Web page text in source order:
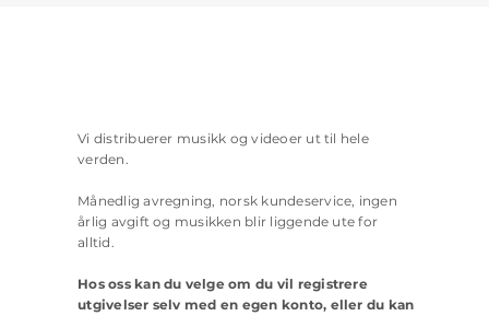
Vi distribuerer musikk og videoer ut til hele
verden.
Månedlig avregning, norsk kundeservice, ingen
årlig avgift og musikken blir liggende ute for
alltid.
Hos oss kan du velge om du vil registrere
utgivelser selv med en egen konto, eller du kan